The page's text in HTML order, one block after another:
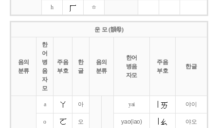
h ㅎ
운 모 (韻母)
음의
분류
한
어
병
음
자
모
주음
부호
한
글
음의
분류
한어
병음
자모
주음
부호
한글
a 아 yai 야이
o 오 yao(iao) 야오